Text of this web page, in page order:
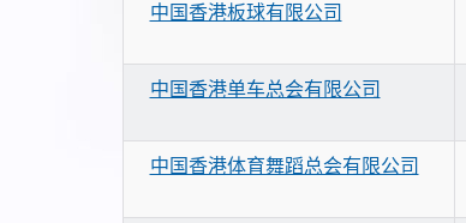
中国香港板球有限公司
中国香港单车总会有限公司
中国香港体育舞蹈总会有限公司